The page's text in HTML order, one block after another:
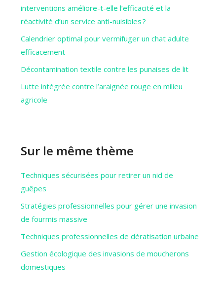
interventions améliore-t-elle l’efficacité et la
réactivité d’un service anti-nuisibles ?
Calendrier optimal pour vermifuger un chat adulte
efficacement
Décontamination textile contre les punaises de lit
Lutte intégrée contre l’araignée rouge en milieu
agricole
Sur le même thème
Techniques sécurisées pour retirer un nid de
guêpes
Stratégies professionnelles pour gérer une invasion
de fourmis massive
Techniques professionnelles de dératisation urbaine
Gestion écologique des invasions de moucherons
domestiques